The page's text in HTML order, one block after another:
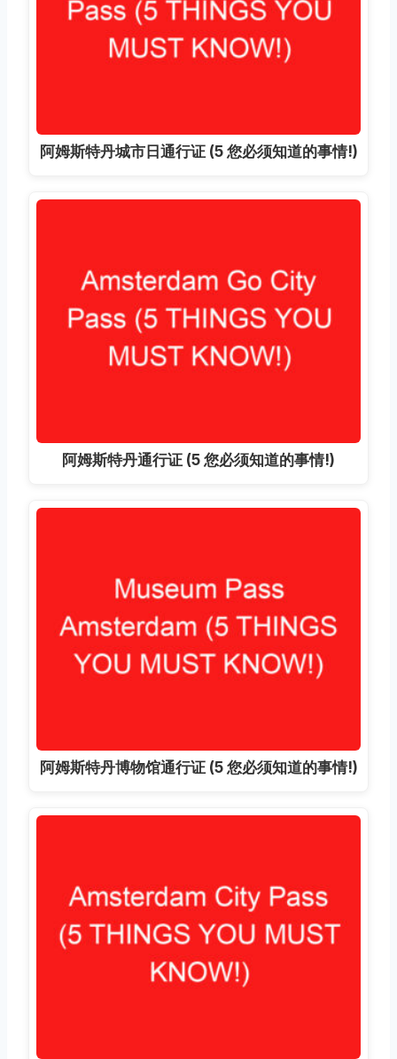
阿姆斯特丹城市日通行证 (5 您必须知道的事情!)
阿姆斯特丹通行证 (5 您必须知道的事情!)
阿姆斯特丹博物馆通行证 (5 您必须知道的事情!)